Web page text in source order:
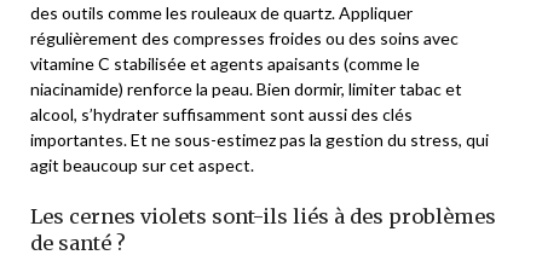
des outils comme les rouleaux de quartz. Appliquer
régulièrement des compresses froides ou des soins avec
vitamine C stabilisée et agents apaisants (comme le
niacinamide) renforce la peau. Bien dormir, limiter tabac et
alcool, s’hydrater suffisamment sont aussi des clés
importantes. Et ne sous-estimez pas la gestion du stress, qui
agit beaucoup sur cet aspect.
Les cernes violets sont-ils liés à des problèmes
de santé ?